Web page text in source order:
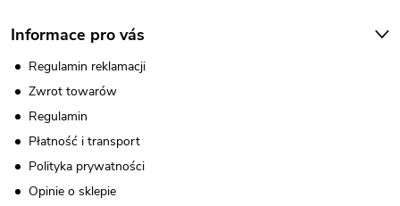
Informace pro vás
Regulamin reklamacji
Zwrot towarów
Regulamin
Płatność i transport
Polityka prywatności
Opinie o sklepie